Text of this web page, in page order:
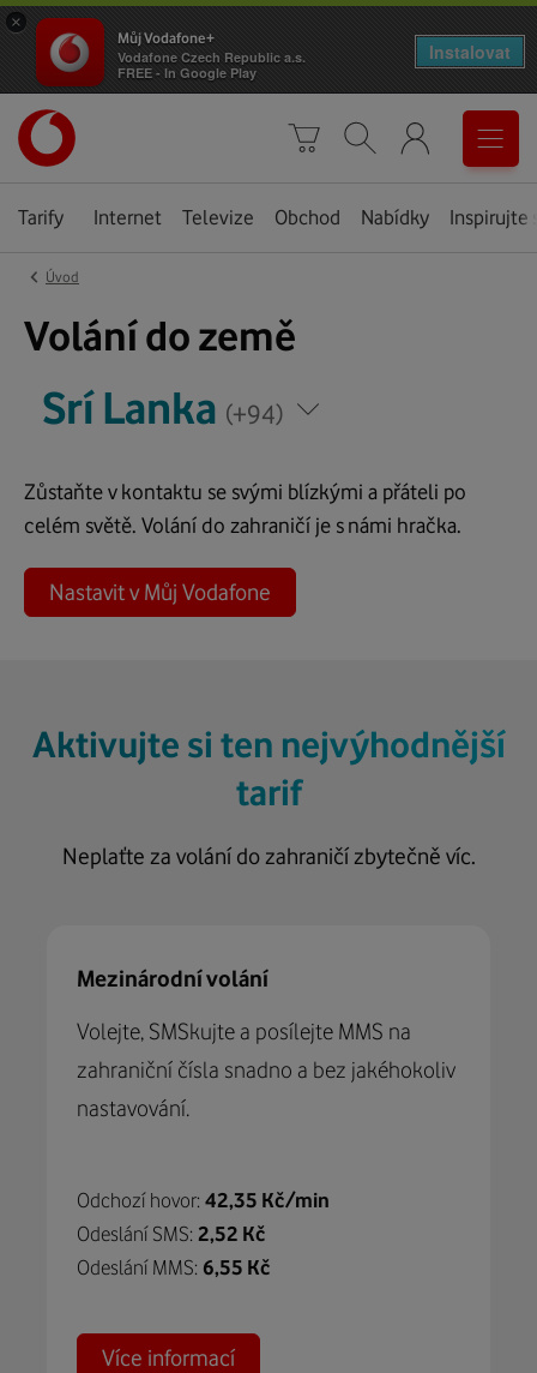
stránka
Košík Vyhledávání Menu
Tarify Internet Televize Obchod Nabídky Inspirujte
‹ Úvod
Volání do země
Napište
zemi,
voláte
Srí Lanka (+94)
Napište
zemi,
voláte
Zůstaňte v kontaktu se svými blízkými a přáteli po
celém světě. Volání do zahraničí je s námi hračka.
Nastavit v Můj Vodafone
Aktivujte si ten nejvýhodnější
tarif
Neplaťte za volání do zahraničí zbytečně víc.
Mezinárodní volání
Volejte, SMSkujte a posílejte MMS na
zahraniční čísla snadno a bez jakéhokoliv
nastavování.
Odchozí hovor: 42,35 Kč/min
Odeslání SMS: 2,52 Kč
Odeslání MMS: 6,55 Kč
Více informací
×
Můj Vodafone+
Vodafone Czech Republic a.s.
FREE - In Google Play
Instalovat